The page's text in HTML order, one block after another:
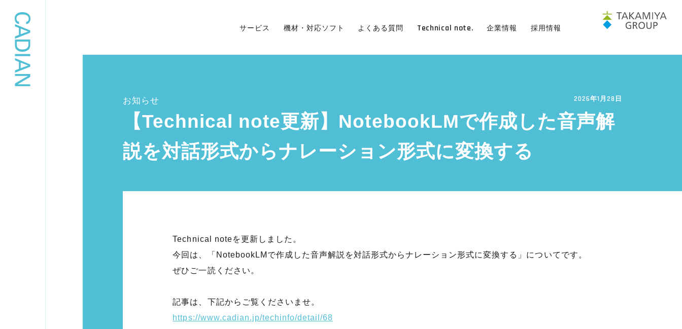
サービス 機材・対応ソフト よくある質問 Technical note. 企業情報 採用情報
お知らせ 2026年1月28日
【Technical note更新】NotebookLMで作成した音声解
説を対話形式からナレーション形式に変換する
Technical noteを更新しました。
今回は、「NotebookLMで作成した音声解説を対話形式からナレーション形式に変換する」についてです。
ぜひご一読ください。
記事は、下記からご覧くださいませ。
https://www.cadian.jp/techinfo/detail/68